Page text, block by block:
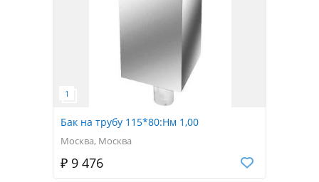
Бак на трубу 115*80:Нм 1,00
Москва, Москва
₽ 9 476